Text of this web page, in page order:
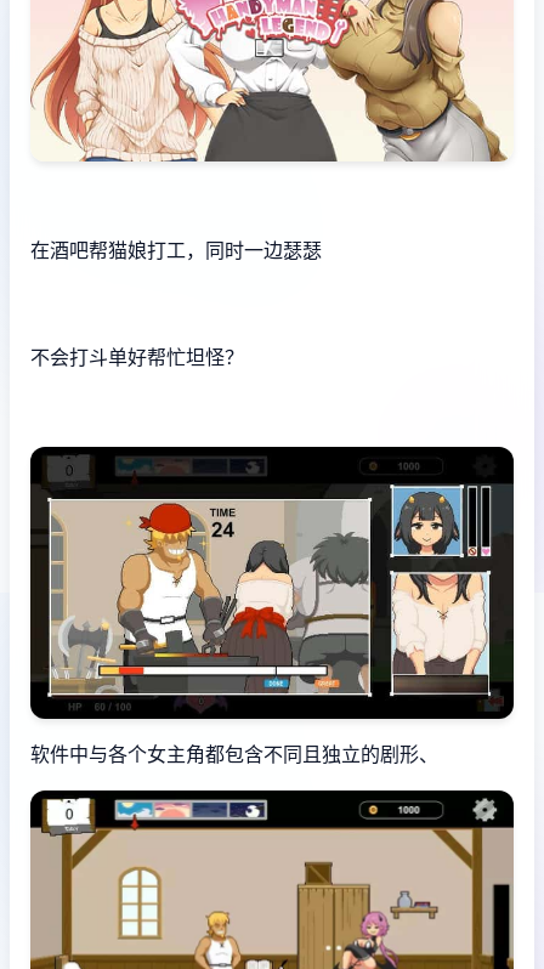
在酒吧帮猫娘打工，同时一边瑟瑟
不会打斗单好帮忙坦怪？
软件中与各个女主角都包含不同且独立的剧形、